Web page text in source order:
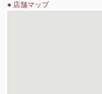
● 店舗マップ